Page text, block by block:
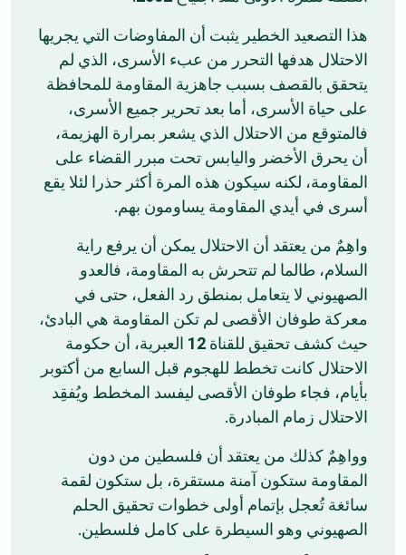
هذا التصعيد الخطير يثبت أن المفاوضات التي يجريها
الاحتلال هدفها التحرر من عبء الأسرى، الذي لم
يتحقق بالقصف بسبب جاهزية المقاومة للمحافظة
على حياة الأسرى، أما بعد تحرير جميع الأسرى،
فالمتوقع من الاحتلال الذي يشعر بمرارة الهزيمة،
أن يحرق الأخضر واليابس تحت مبرر القضاء على
المقاومة، لكنه سيكون هذه المرة أكثر حذرا لئلا يقع
أسرى في أيدي المقاومة يساومون بهم.
واهِمٌ من يعتقد أن الاحتلال يمكن أن يرفع راية
السلام، طالما لم تتحرش به المقاومة، فالعدو
الصهيوني لا يتعامل بمنطق رد الفعل، حتى في
معركة طوفان الأقصى لم تكن المقاومة هي البادئ،
حيث كشف تحقيق للقناة 12 العبرية، أن حكومة
الاحتلال كانت تخطط للهجوم قبل السابع من أكتوبر
بأيام، فجاء طوفان الأقصى ليفسد المخطط ويُفقِد
الاحتلال زمام المبادرة.
وواهِمٌ كذلك من يعتقد أن فلسطين من دون
المقاومة ستكون آمنة مستقرة، بل ستكون لقمة
سائغة تُعجل بإتمام أولى خطوات تحقيق الحلم
الصهيوني وهو السيطرة على كامل فلسطين.